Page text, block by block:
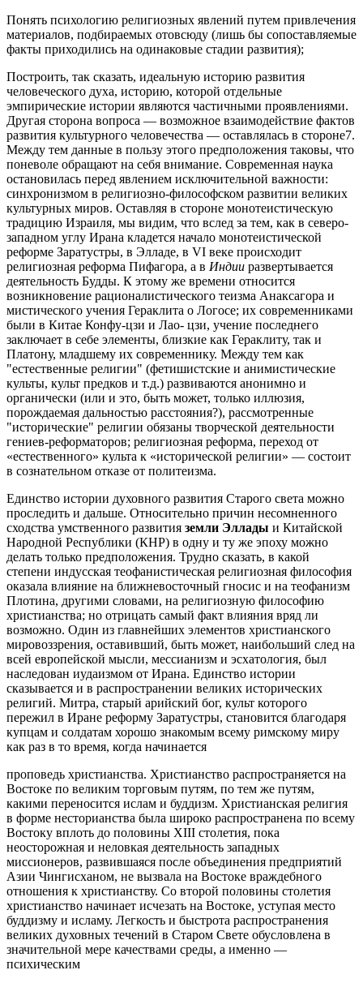
Понять психологию религиозных явлений путем привлечения
материалов, подбираемых отовсюду (лишь бы сопоставляемые
факты приходились на одинаковые стадии развития);
Построить, так сказать, идеальную историю развития
человеческого духа, историю, которой отдельные
эмпирические истории являются частичными проявлениями.
Другая сторона вопроса — возможное взаимодействие фактов
развития культурного человечества — оставлялась в стороне7.
Между тем данные в пользу этого предположения таковы, что
поневоле обращают на себя внимание. Современная наука
остановилась перед явлением исключительной важности:
синхронизмом в религиозно-философском развитии великих
культурных миров. Оставляя в стороне монотеистическую
традицию Израиля, мы видим, что вслед за тем, как в северо-
западном углу Ирана кладется начало монотеистической
реформе Заратустры, в Элладе, в VI веке происходит
религиозная реформа Пифагора, а в Индии развертывается
деятельность Будды. К этому же времени относится
возникновение рационалистического теизма Анаксагора и
мистического учения Гераклита о Логосе; их современниками
были в Китае Конфу-цзи и Лао- цзи, учение последнего
заключает в себе элементы, близкие как Гераклиту, так и
Платону, младшему их современнику. Между тем как
"естественные религии" (фетишистские и анимистические
культы, культ предков и т.д.) развиваются анонимно и
органически (или и это, быть может, только иллюзия,
порождаемая дальностью расстояния?), рассмотренные
"исторические" религии обязаны творческой деятельности
гениев-реформаторов; религиозная реформа, переход от
«естественного» культа к «исторической религии» — состоит
в сознательном отказе от политеизма.
Единство истории духовного развития Старого света можно
проследить и дальше. Относительно причин несомненного
сходства умственного развития земли Эллады и Китайской
Народной Республики (КНР) в одну и ту же эпоху можно
делать только предположения. Трудно сказать, в какой
степени индусская теофанистическая религиозная философия
оказала влияние на ближневосточный гносис и на теофанизм
Плотина, другими словами, на религиозную философию
христианства; но отрицать самый факт влияния вряд ли
возможно. Один из главнейших элементов христианского
мировоззрения, оставивший, быть может, наибольший след на
всей европейской мысли, мессианизм и эсхатология, был
наследован иудаизмом от Ирана. Единство истории
сказывается и в распространении великих исторических
религий. Митра, старый арийский бог, культ которого
пережил в Иране реформу Заратустры, становится благодаря
купцам и солдатам хорошо знакомым всему римскому миру
как раз в то время, когда начинается
проповедь христианства. Христианство распространяется на
Востоке по великим торговым путям, по тем же путям,
какими переносится ислам и буддизм. Христианская религия
в форме несторианства была широко распространена по всему
Востоку вплоть до половины XIII столетия, пока
неосторожная и неловкая деятельность западных
миссионеров, развившаяся после объединения предприятий
Азии Чингисханом, не вызвала на Востоке враждебного
отношения к христианству. Со второй половины столетия
христианство начинает исчезать на Востоке, уступая место
буддизму и исламу. Легкость и быстрота распространения
великих духовных течений в Старом Свете обусловлена в
значительной мере качествами среды, а именно —
психическим